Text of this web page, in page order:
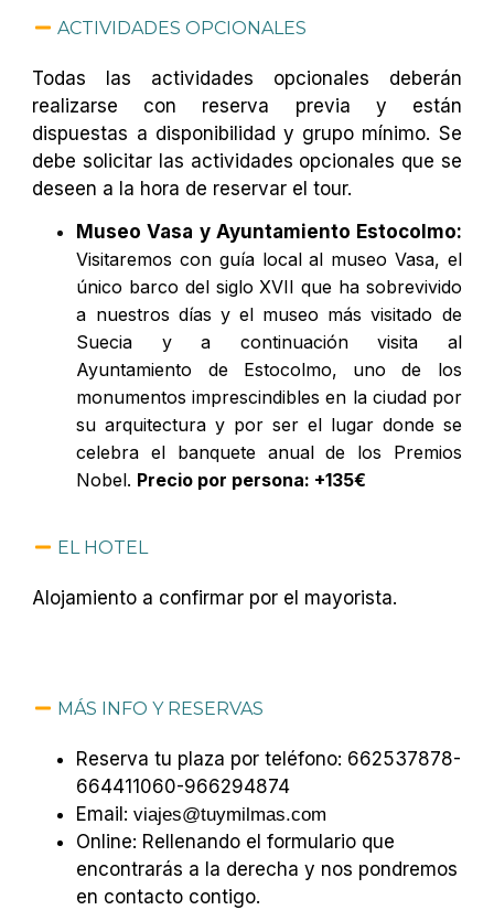
ACTIVIDADES OPCIONALES
Todas las actividades opcionales deberán
realizarse con reserva previa y están
dispuestas a disponibilidad y grupo mínimo. Se
debe solicitar las actividades opcionales que se
deseen a la hora de reservar el tour.
Museo Vasa y Ayuntamiento Estocolmo:
Visitaremos con guía local al museo Vasa, el
único barco del siglo XVII que ha sobrevivido
a nuestros días y el museo más visitado de
Suecia y a continuación visita al
Ayuntamiento de Estocolmo, uno de los
monumentos imprescindibles en la ciudad por
su arquitectura y por ser el lugar donde se
celebra el banquete anual de los Premios
Nobel. Precio por persona: +135€
EL HOTEL
Alojamiento a confirmar por el mayorista.
MÁS INFO Y RESERVAS
Reserva tu plaza por teléfono: 662537878-
664411060-966294874
Email:viajes@tuymilmas.com
Online: Rellenando el formulario que
encontrarás a la derecha y nos pondremos
en contacto contigo.